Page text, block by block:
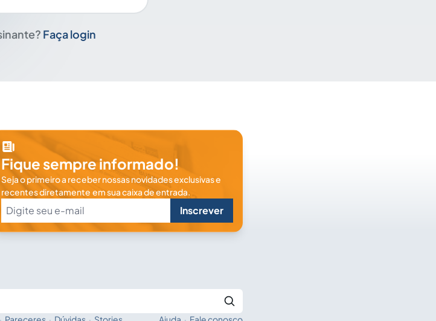
Faça login
Fique sempre informado!
Seja o primeiro a receber nossas novidades exclusivas e
recentes diretamente em sua caixa de entrada.
Inscrever